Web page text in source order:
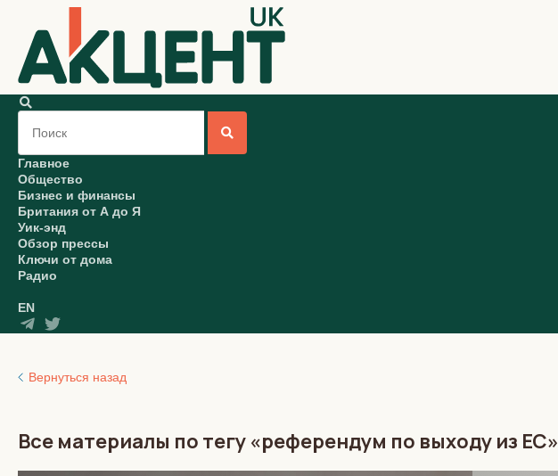
Главное
Общество
Бизнес и финансы
Британия от А до Я
Уик-энд
Обзор прессы
Ключи от дома
Радио
EN
Вернуться назад
Все материалы по тегу «референдум по выходу из ЕС»